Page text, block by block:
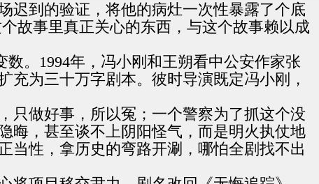
迟到的验证，将他的病灶一次性暴露了个底
故事里真正关心的东西，与这个故事赖以成
。1994年，冯小刚和王朔看中公安作家张
为三十万字剧本。彼时导演既定冯小刚，
只做好事，所以冤；一个警察为了抓这个没
晦，甚至谈不上阴阳怪气，而是明火执仗地
当性，拿历史的弯路开涮，哪怕全剧找不出